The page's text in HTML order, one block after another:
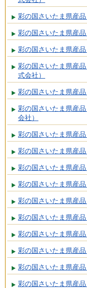
彩の国さいたま県産
彩の国さいたま県産
彩の国さいたま県産
彩の国さいたま県産
式会社）
彩の国さいたま県産
彩の国さいたま県産
会社）
彩の国さいたま県産
彩の国さいたま県産
彩の国さいたま県産
彩の国さいたま県産
彩の国さいたま県産
彩の国さいたま県産
彩の国さいたま県産
彩の国さいたま県産
彩の国さいたま県産
彩の国さいたま県産